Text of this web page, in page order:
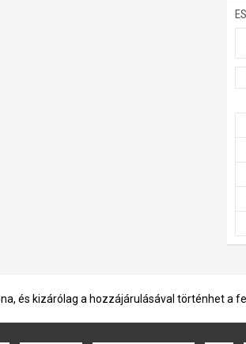
és kizárólag a hozzájárulásával történhet a